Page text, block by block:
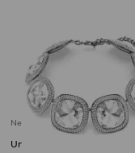
Neu
Una Angelic Halsband